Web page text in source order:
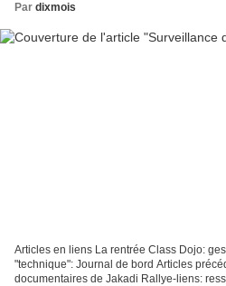
Par dixmois
Articles en liens La rentrée Class Dojo:
"technique": Journal de bord Articles
documentaires de Jakadi Rallye-liens: